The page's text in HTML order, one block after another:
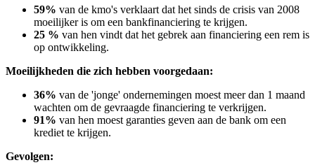
59% van de kmo's verklaart dat het sinds de crisis van 2008
moeilijker is om een bankfinanciering te krijgen.
25 % van hen vindt dat het gebrek aan financiering een rem is
op ontwikkeling.
Moeilijkheden die zich hebben voorgedaan:
36% van de 'jonge' ondernemingen moest meer dan 1 maand
wachten om de gevraagde financiering te verkrijgen.
91% van hen moest garanties geven aan de bank om een
krediet te krijgen.
Gevolgen: